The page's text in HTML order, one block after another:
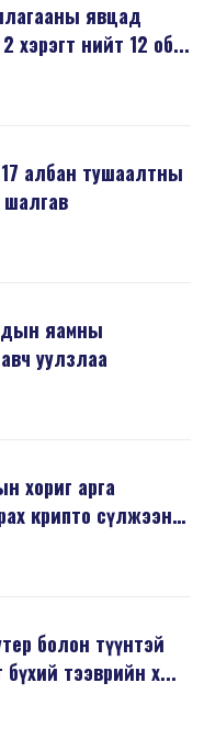
явцад
хэрэг бүртгэлтийн 2 хэрэгт нийт 12 об...
17 албан тушаалтны
яамны
авч уулзлаа
хориг арга
крипто сүлжээнд
болон түүнтэй
тээврийн х...